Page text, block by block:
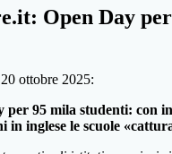
Open Day
ottobre 2025:
per 95 mila studenti: con
in inglese le scuole